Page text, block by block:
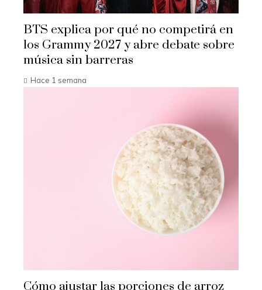
BTS explica por qué no competirá en
los Grammy 2027 y abre debate sobre
música sin barreras
Hace 1 semana
Cómo ajustar las porciones de arroz